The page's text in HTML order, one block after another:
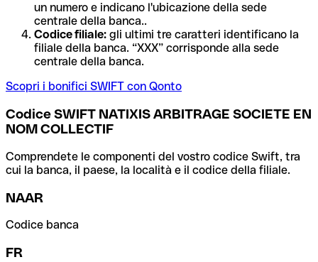
un numero e indicano l'ubicazione della sede
centrale della banca..
Codice filiale: gli ultimi tre caratteri identificano la
filiale della banca. “XXX” corrisponde alla sede
centrale della banca.
Scopri i bonifici SWIFT con Qonto
Codice SWIFT NATIXIS ARBITRAGE SOCIETE EN
NOM COLLECTIF
Comprendete le componenti del vostro codice Swift, tra
cui la banca, il paese, la località e il codice della filiale.
NAAR
Codice banca
FR